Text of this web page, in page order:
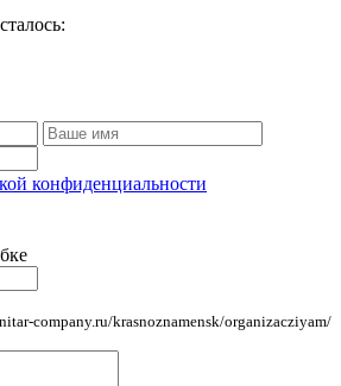
конфиденциальности
company.ru/krasnoznamensk/organizacziyam/